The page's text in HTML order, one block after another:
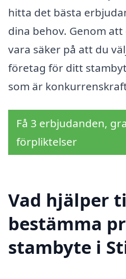
hitta det bästa
dina behov. Genom
vara säker på att du
företag för ditt
som är
Få 3 erbjudanden,
förpliktelser
Vad hjälper
bestämma
stambyte i